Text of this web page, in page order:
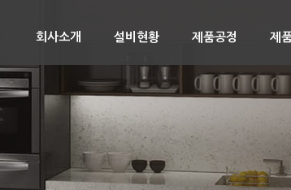
회사소개 설비현황 제품공정 제